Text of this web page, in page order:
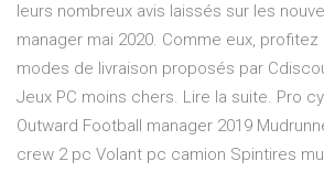
leurs nombreux avis laissés sur les
manager mai 2020. Comme eux,
modes de livraison proposés par
Jeux PC moins chers. Lire la suite. Pro
Outward Football manager 2019
crew 2 pc Volant pc camion Spintires